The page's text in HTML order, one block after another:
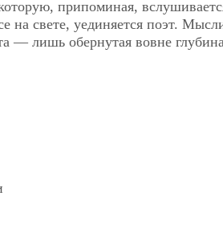
припоминая,
на свете, уединяется поэт.
— лишь обернутая вовне